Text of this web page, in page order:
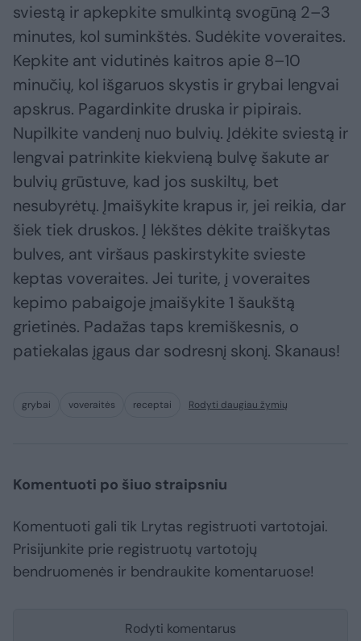
sviestą ir apkepkite smulkintą svogūną 2–3
minutes, kol suminkštės. Sudėkite voveraites.
Kepkite ant vidutinės kaitros apie 8–10
minučių, kol išgaruos skystis ir grybai lengvai
apskrus. Pagardinkite druska ir pipirais.
Nupilkite vandenį nuo bulvių. Įdėkite sviestą ir
lengvai patrinkite kiekvieną bulvę šakute ar
bulvių grūstuve, kad jos suskiltų, bet
nesubyrėtų. Įmaišykite krapus ir, jei reikia, dar
šiek tiek druskos. Į lėkštes dėkite traiškytas
bulves, ant viršaus paskirstykite svieste
keptas voveraites. Jei turite, į voveraites
kepimo pabaigoje įmaišykite 1 šaukštą
grietinės. Padažas taps kremiškesnis, o
patiekalas įgaus dar sodresnį skonį. Skanaus!
grybai voveraitės receptai Rodyti daugiau žymių
Komentuoti po šiuo straipsniu
Komentuoti gali tik Lrytas registruoti vartotojai.
Prisijunkite prie registruotų vartotojų
bendruomenės ir bendraukite komentaruose!
Rodyti komentarus